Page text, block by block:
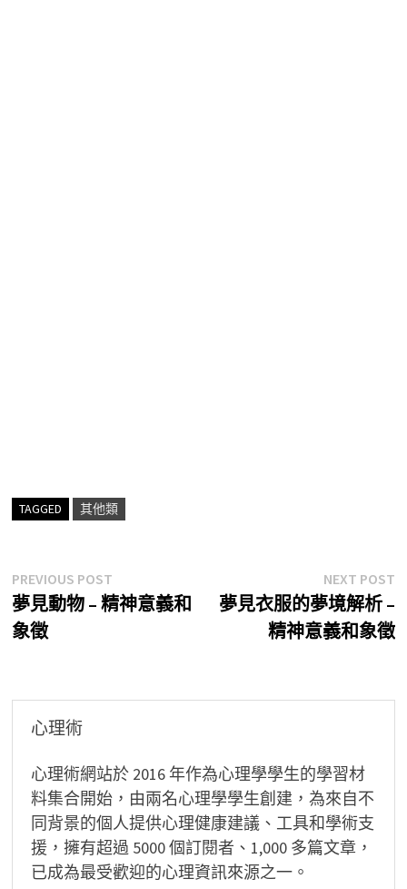
TAGGED 其他類
文
章
導
PREVIOUS POSTPrevious
post:
夢見動物 – 精神意義和
象徵
NEXT POST
夢見衣服的夢境解析 –
精神意義和象徵
心理術
心理術網站於 2016 年作為心理學學生的學習材
料集合開始，由兩名心理學學生創建，為來自不
同背景的個人提供心理健康建議、工具和學術支
援，擁有超過 5000 個訂閱者、1,000 多篇文章，
已成為最受歡迎的心理資訊來源之一。